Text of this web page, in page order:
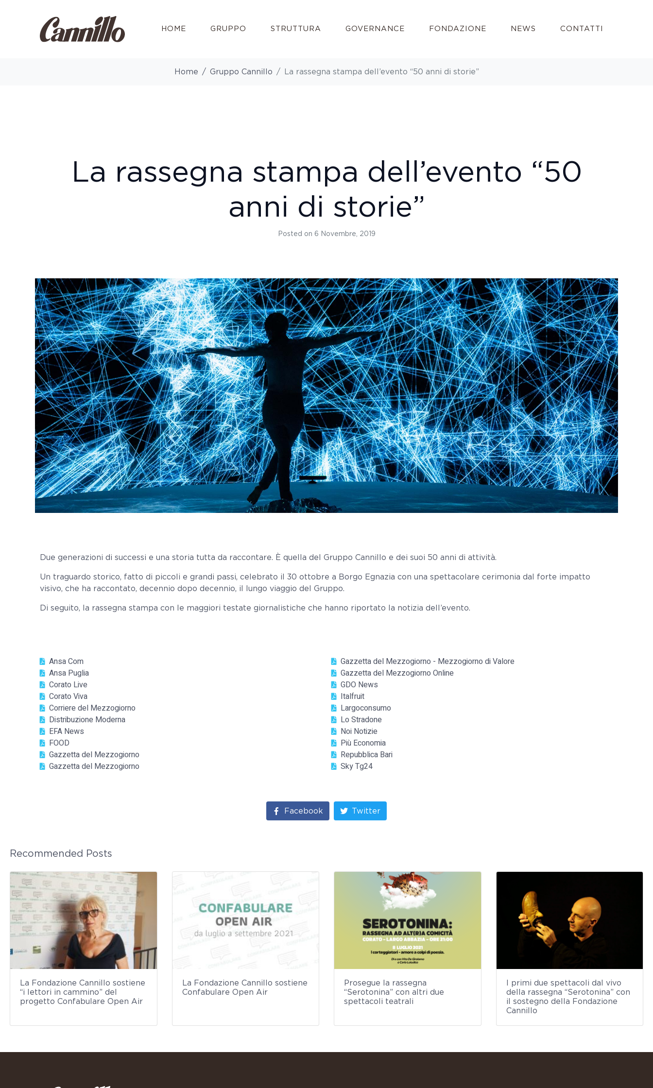
HOME GRUPPO STRUTTURA GOVERNANCE FONDAZIONE NEWS CONTATTI
Home Gruppo Cannillo La rassegna stampa dell’evento “50 anni di storie”
La rassegna stampa dell’evento “50
anni di storie”
Posted on 6 Novembre, 2019
Due generazioni di successi e una storia tutta da raccontare. È quella del Gruppo Cannillo e dei suoi 50 anni di attività.
Un traguardo storico, fatto di piccoli e grandi passi, celebrato il 30 ottobre a Borgo Egnazia con una spettacolare cerimonia dal forte impatto
visivo, che ha raccontato, decennio dopo decennio, il lungo viaggio del Gruppo.
Di seguito, la rassegna stampa con le maggiori testate giornalistiche che hanno riportato la notizia dell’evento.
Ansa Com
Ansa Puglia
Corato Live
Corato Viva
Corriere del Mezzogiorno
Distribuzione Moderna
EFA News
FOOD
Gazzetta del Mezzogiorno
Gazzetta del Mezzogiorno
Gazzetta del Mezzogiorno - Mezzogiorno di Valore
Gazzetta del Mezzogiorno Online
GDO News
Italfruit
Largoconsumo
Lo Stradone
Noi Notizie
Più Economia
Repubblica Bari
Sky Tg24
Facebook Twitter
Recommended Posts
La Fondazione Cannillo sostiene
“i lettori in cammino” del
progetto Confabulare Open Air
La Fondazione Cannillo sostiene
Confabulare Open Air
Prosegue la rassegna
“Serotonina” con altri due
spettacoli teatrali
I primi due spettacoli dal vivo
della rassegna “Serotonina” con
il sostegno della Fondazione
Cannillo